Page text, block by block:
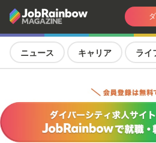
ニュース キャリア ライ